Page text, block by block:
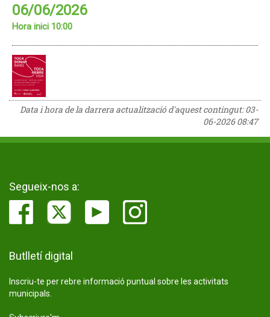
06/06/2026
Hora inici 10:00
Data i hora de la darrera actualització d'aquest contingut:03-
06-2026 08:47
Segueix-nos a:
Butlletí digital
Inscriu-te per rebre informació puntual sobre les activitats
municipals.